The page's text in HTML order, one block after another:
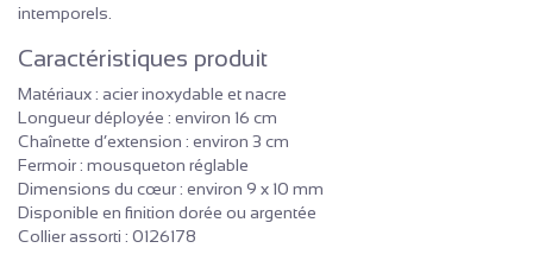
intemporels.
Caractéristiques produit
Matériaux : acier inoxydable et nacre
Longueur déployée : environ 16 cm
Chaînette d’extension : environ 3 cm
Fermoir : mousqueton réglable
Dimensions du cœur : environ 9 x 10 mm
Disponible en finition dorée ou argentée
Collier assorti : 0126178